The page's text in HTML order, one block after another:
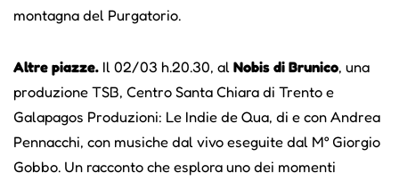
montagna del Purgatorio.
Altre piazze. Il 02/03 h.20.30, al Nobis di Brunico, una
produzione TSB, Centro Santa Chiara di Trento e
Galapagos Produzioni: Le Indie de Qua, di e con Andrea
Pennacchi, con musiche dal vivo eseguite dal M° Giorgio
Gobbo. Un racconto che esplora uno dei momenti